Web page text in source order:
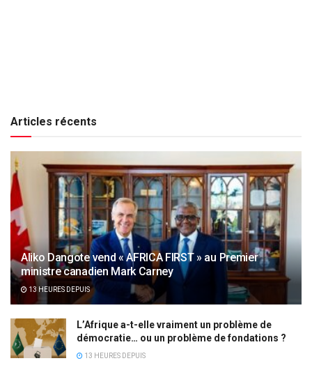
Articles récents
Aliko Dangote vend « AFRICA FIRST » au Premier
ministre canadien Mark Carney
13 HEURES DEPUIS
L’Afrique a-t-elle vraiment un problème de
démocratie… ou un problème de fondations ?
13 HEURES DEPUIS